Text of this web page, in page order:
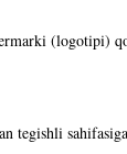
(logotipi)
tegishli